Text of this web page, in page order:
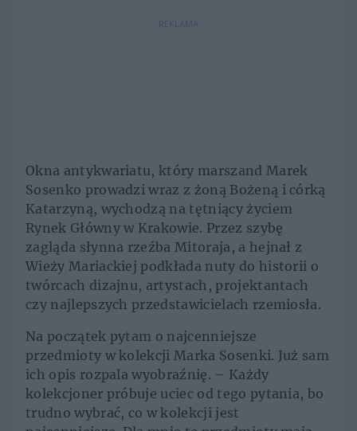
REKLAMA
Okna antykwariatu, który marszand Marek
Sosenko prowadzi wraz z żoną Bożeną i córką
Katarzyną, wychodzą na tętniący życiem
Rynek Główny w Krakowie. Przez szybę
zagląda słynna rzeźba Mitoraja, a hejnał z
Wieży Mariackiej podkłada nuty do historii o
twórcach dizajnu, artystach, projektantach
czy najlepszych przedstawicielach rzemiosła.
Na początek pytam o najcenniejsze
przedmioty w kolekcji Marka Sosenki. Już sam
ich opis rozpala wyobraźnię. – Każdy
kolekcjoner próbuje uciec od tego pytania, bo
trudno wybrać, co w kolekcji jest